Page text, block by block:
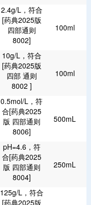
2.4g/L，符合
[药典2025版
四部通则
8002]
100ml
10g/L，符合
[药典2025版
四部 通则
8002 ]
100ml
0.5mol/L，符
合[药典2025
版 四部通则
8006]
500mL
pH=4.6，符
合[药典2025
版 四部通则
8004]
250mL
125g/L，符合
[药典2025版